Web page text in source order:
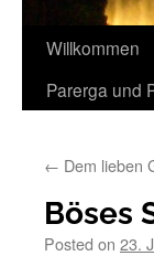
Skip
Willkommen
Parerga und
← Dem lieben
Böses
Posted on 23.